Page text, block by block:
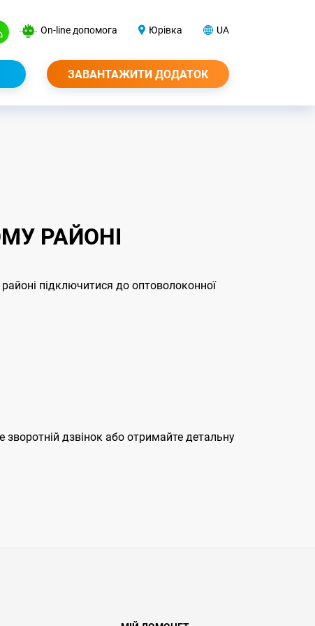
On-line допомога Юрівка UA
ЗАВАНТАЖИТИ ДОДАТОК
РАЙОНІ
підключитися до оптоволоконної
дзвінок або отримайте детальну